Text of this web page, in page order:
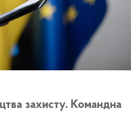
захисту. Командна